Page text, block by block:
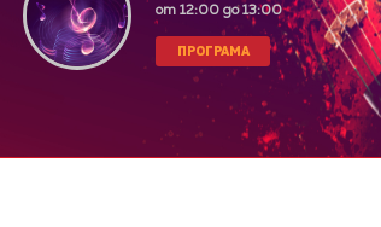
от 12:00 до 13:00
ПРОГРАМА